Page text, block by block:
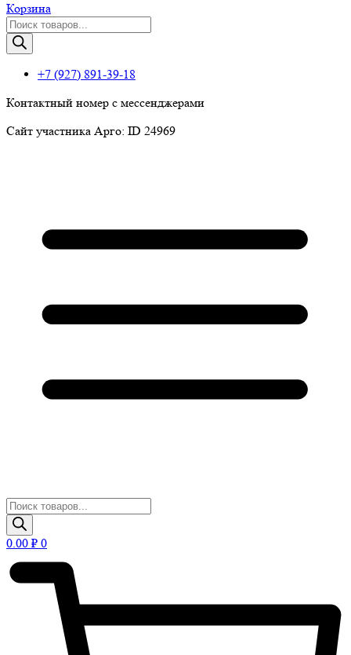
Корзина
Поиск
товаров
+7 (927) 891-39-18
Контактный номер с мессенджерами
Сайт участника Арго: ID 24969
Поиск
товаров
0.00 ₽ 0